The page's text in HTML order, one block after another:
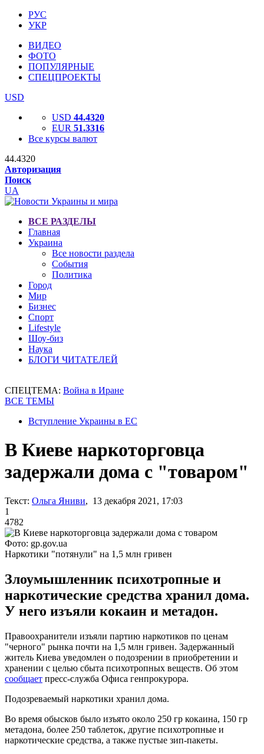
РУС
УКР
ВИДЕО
ФОТО
ПОПУЛЯРНЫЕ
СПЕЦПРОЕКТЫ
USD
USD 44.4320
EUR 51.3316
Все курсы валют
44.4320
Авторизация
Поиск
UA
ВСЕ РАЗДЕЛЫ
Главная
Украина
Все новости раздела
События
Политика
Город
Мир
Бизнес
Спорт
Lifestyle
Шоу-биз
Наука
БЛОГИ ЧИТАТЕЛЕЙ
СПЕЦТЕМА: Война в Иране
ВСЕ ТЕМЫ
Вступление Украины в ЕС
В Киеве наркоторговца
задержали дома с "товаром"
Текст: Ольга Яниви, 13 декабря 2021, 17:03
1
4782
Фото: gp.gov.ua
Наркотики "потянули" на 1,5 млн гривен
Злоумышленник психотропные и
наркотические средства хранил дома.
У него изъяли кокаин и метадон.
Правоохранители изъяли партию наркотиков по ценам
"черного" рынка почти на 1,5 млн гривен. Задержанный
житель Киева уведомлен о подозрении в приобретении и
хранении с целью сбыта психотропных веществ. Об этом
сообщает пресс-служба Офиса генпрокурора.
Подозреваемый наркотики хранил дома.
Во время обысков было изъято около 250 гр кокаина, 150 гр
метадона, более 250 таблеток, другие психотропные и
наркотические средства, а также пустые зип-пакеты.